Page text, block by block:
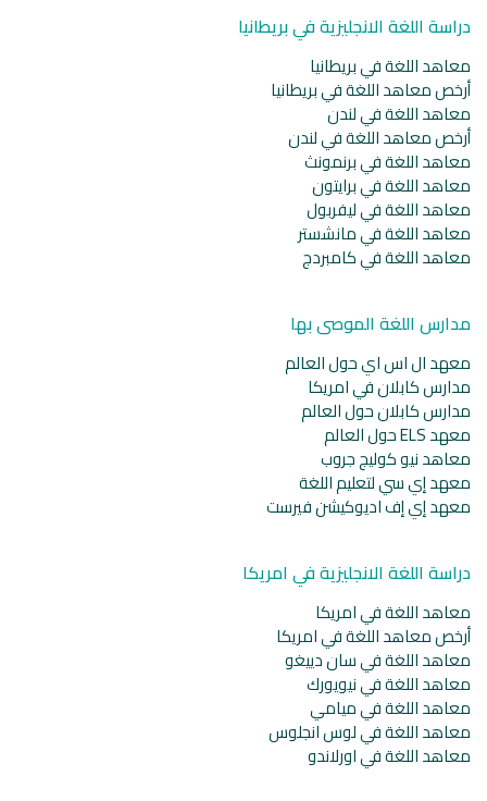
دراسة اللغة الانجليزية في بريطانيا
معاهد اللغة في بريطانيا
أرخص معاهد اللغة في بريطانيا
معاهد اللغة في لندن
أرخص معاهد اللغة في لندن
معاهد اللغة في برنمونث
معاهد اللغة في برايتون
معاهد اللغة في ليفربول
معاهد اللغة في مانشستر
معاهد اللغة في كامبردج
مدارس اللغة الموصى بها
معهد ال اس اي حول العالم
مدارس كابلان في امريكا
مدارس كابلان حول العالم
معهد ELS حول العالم
معاهد نيو كوليج جروب
معهد إي سي لتعليم اللغة
معهد إي إف اديوكيشن فيرست
دراسة اللغة الانجليزية في امريكا
معاهد اللغة في امريكا
أرخص معاهد اللغة في امريكا
معاهد اللغة في سان دييغو
معاهد اللغة في نيويورك
معاهد اللغة في ميامي
معاهد اللغة في لوس انجلوس
معاهد اللغة في اورلاندو